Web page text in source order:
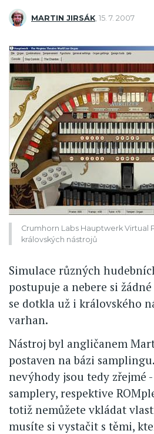
MARTIN JIRSÁK 15. 7. 2007
Crumhorn Labs Hauptwerk Virtual
královských nástrojů
Simulace různých
postupuje a nebere si
se dotkla už i královského
varhan.
Nástroj byl angličanem
postaven na bázi
nevýhody jsou tedy zřejmé
samplery, respektive
totiž nemůžete vkládat
musíte si vystačit s těmi,